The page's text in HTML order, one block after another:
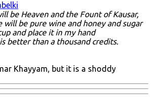
be Heaven and the Fount of Kausar,
will be pure wine and honey and sugar
and place it in my hand
better than a thousand credits.
Khayyam, but it is a shoddy